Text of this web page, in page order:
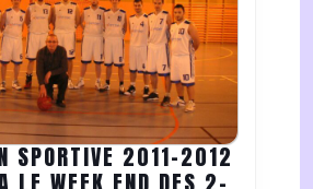
SPORTIVE 2011-2012